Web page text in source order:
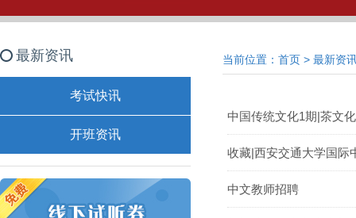
最新资讯
考试快讯
开班资讯
当前位置： 首页 > 最新资
中国传统文化1期|茶文
收藏|西安交通大学国际
中文教师招聘